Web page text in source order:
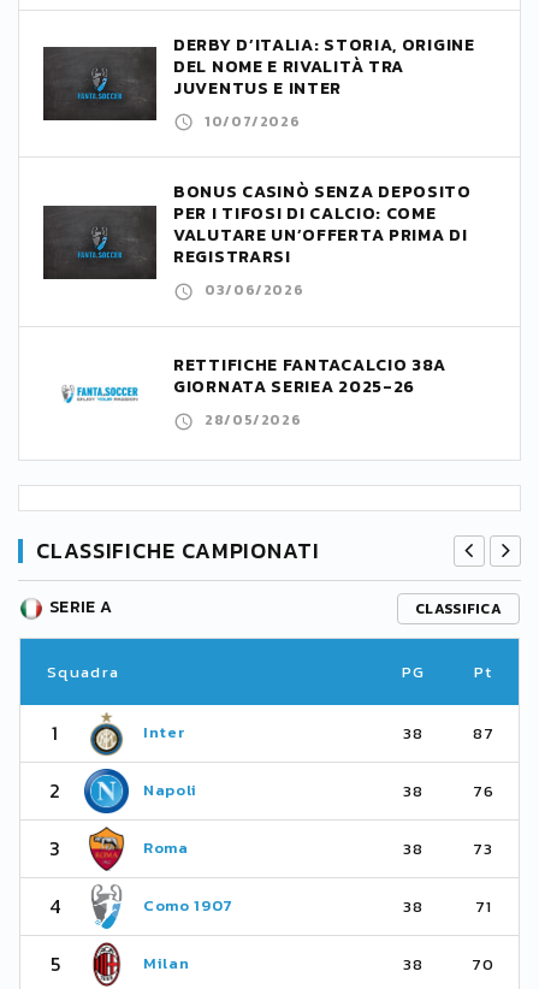
DERBY D’ITALIA: STORIA, ORIGINE
DEL NOME E RIVALITÀ TRA
JUVENTUS E INTER
10/07/2026
BONUS CASINÒ SENZA DEPOSITO
PER I TIFOSI DI CALCIO: COME
VALUTARE UN’OFFERTA PRIMA DI
REGISTRARSI
03/06/2026
RETTIFICHE FANTACALCIO 38A
GIORNATA SERIEA 2025-26
28/05/2026
CLASSIFICHE CAMPIONATI
SERIE A CLASSIFICA
Squadra PG Pt
1 Inter 38 87
2 Napoli 38 76
3 Roma 38 73
4 Como 1907 38 71
5 Milan 38 70